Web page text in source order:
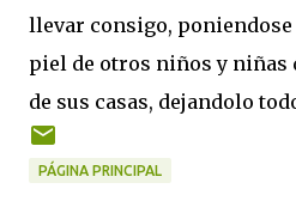
llevar consigo,
piel de otros niños y niñas
de sus casas, dejandolo
PÁGINA PRINCIPAL